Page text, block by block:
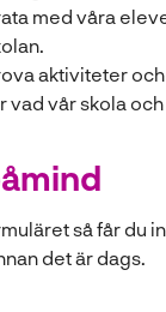
med våra
aktiviteter
vad vår skola
så får du
det är dags.